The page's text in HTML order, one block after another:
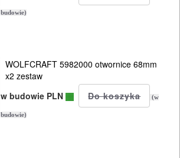
budowie)
WOLFCRAFT 5982000 otwornice 68mm
x2 zestaw
w budowie PLN
(w
budowie)